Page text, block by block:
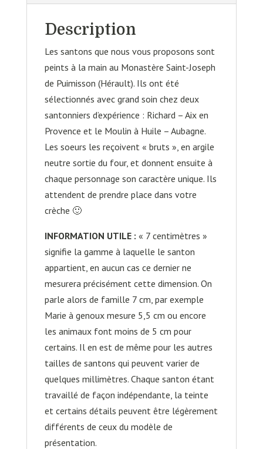
Description
Les santons que nous vous proposons sont
peints à la main au Monastère Saint-Joseph
de Puimisson (Hérault). Ils ont été
sélectionnés avec grand soin chez deux
santonniers d’expérience : Richard – Aix en
Provence et le Moulin à Huile – Aubagne.
Les soeurs les reçoivent « bruts », en argile
neutre sortie du four, et donnent ensuite à
chaque personnage son caractère unique. Ils
attendent de prendre place dans votre
crèche 🙂
INFORMATION UTILE : « 7 centimètres »
signifie la gamme à laquelle le santon
appartient, en aucun cas ce dernier ne
mesurera précisément cette dimension. On
parle alors de famille 7 cm, par exemple
Marie à genoux mesure 5,5 cm ou encore
les animaux font moins de 5 cm pour
certains. Il en est de même pour les autres
tailles de santons qui peuvent varier de
quelques millimètres. Chaque santon étant
travaillé de façon indépendante, la teinte
et certains détails peuvent être légèrement
différents de ceux du modèle de
présentation.